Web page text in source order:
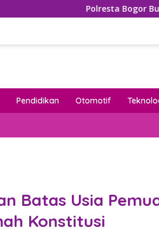
Polresta Bogor Buru Kartel
Pendidikan Otomotif
Batas Usia
Konstitusi